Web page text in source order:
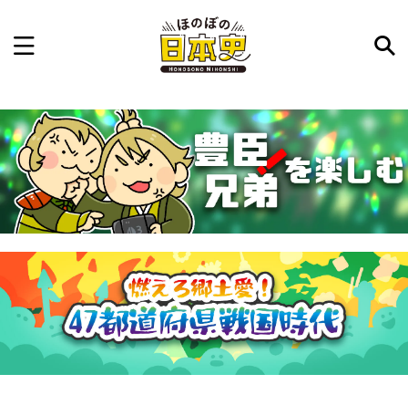
気になった日本史の事件や人物、時代などを入力して
ね。中の人が24時間手動で検索結果を提示するよ（嘘
です）
例：織田信長 長篠の戦い